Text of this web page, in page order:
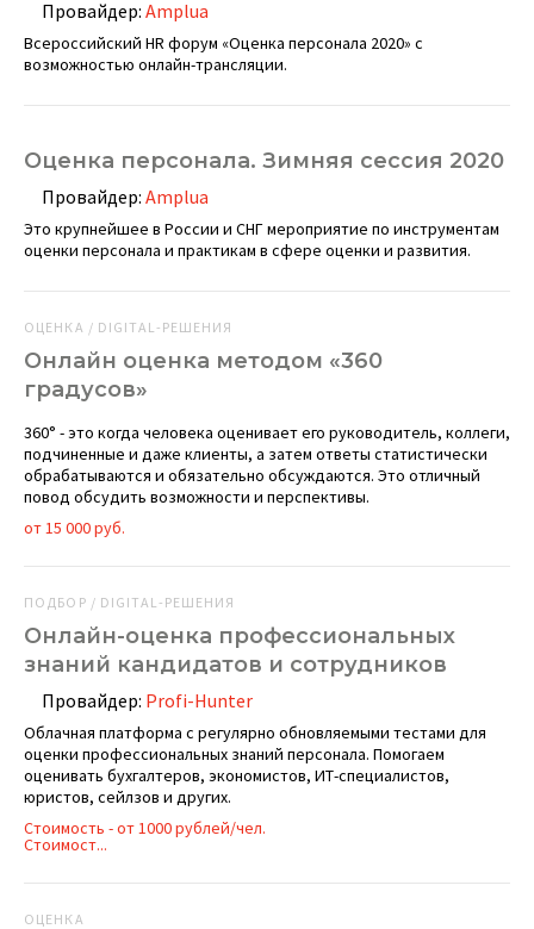
Провайдер: Amplua
Всероссийский HR форум «Оценка персонала 2020» с
возможностью онлайн-трансляции.
Оценка персонала. Зимняя сессия 2020
Провайдер: Amplua
Это крупнейшее в России и СНГ мероприятие по инструментам
оценки персонала и практикам в сфере оценки и развития.
ОЦЕНКА / DIGITAL-РЕШЕНИЯ
Онлайн оценка методом «360
градусов»
360° - это когда человека оценивает его руководитель, коллеги,
подчиненные и даже клиенты, а затем ответы статистически
обрабатываются и обязательно обсуждаются. Это отличный
повод обсудить возможности и перспективы.
от 15 000 руб.
ПОДБОР / DIGITAL-РЕШЕНИЯ
Онлайн-оценка профессиональных
знаний кандидатов и сотрудников
Провайдер: Profi-Hunter
Облачная платформа с регулярно обновляемыми тестами для
оценки профессиональных знаний персонала. Помогаем
оценивать бухгалтеров, экономистов, ИТ-специалистов,
юристов, сейлзов и других.
Стоимость - от 1000 рублей/чел.
Стоимост...
ОЦЕНКА